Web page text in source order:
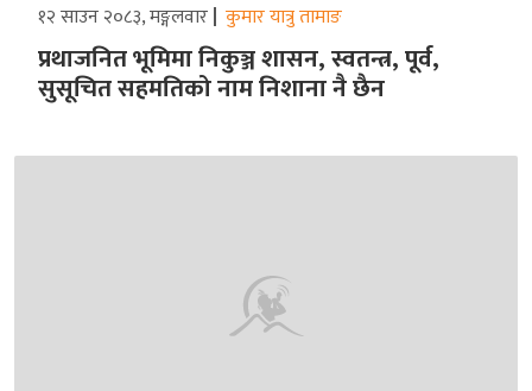
१२ साउन २०८३, मङ्गलवार कुमार यात्रु तामाङ
प्रथाजनित भूमिमा निकुञ्ज शासन, स्वतन्त्र, पूर्व,
सुसूचित सहमतिको नाम निशाना नै छैन